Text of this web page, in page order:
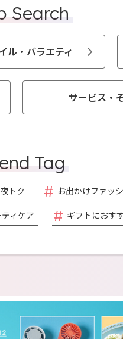
Search
ル・バラエティ
サービス・
Tag
トク お出かけファッ
ィケア ギフトにおす